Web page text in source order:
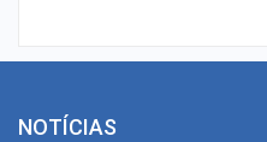
NOTÍCIAS